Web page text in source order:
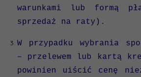
warunkami lub formą
sprzedaż na raty).
W przypadku wybrania
– przelewem lub kartą
powinien uiścić cenę